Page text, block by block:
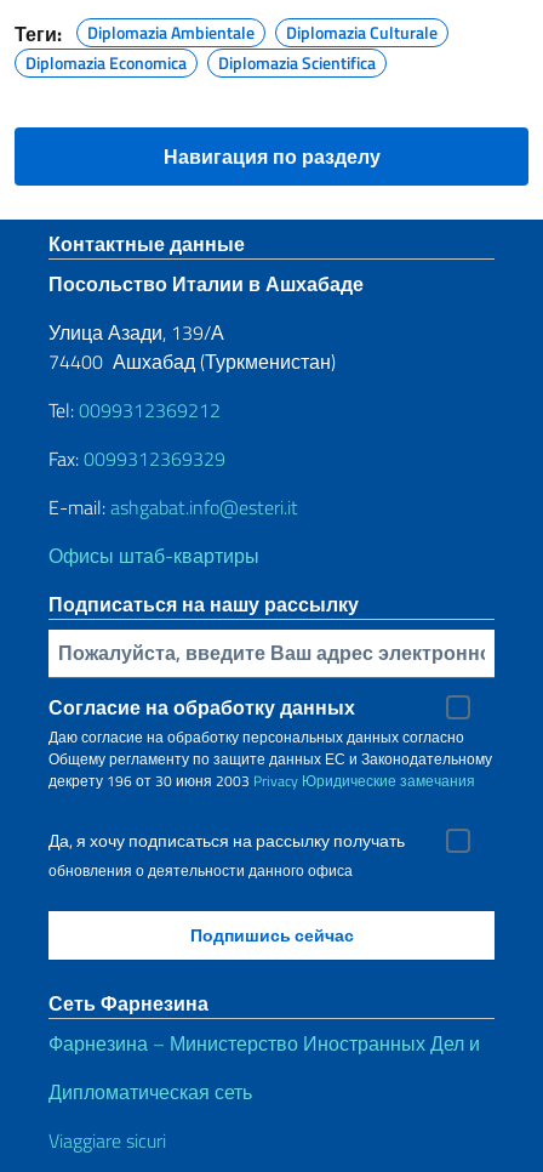
Теги: Diplomazia Ambientale
Diplomazia Culturale
Diplomazia Economica
Diplomazia Scientifica
Навигация по разделу
Нижний колонтитул
Контактные данные
Посольство Италии в Ашхабаде
Улица Азади, 139/А
74400 Ашхабад (Туркменистан)
Tel:0099312369212
Fax:0099312369329
E-mail:ashgabat.info@esteri.it
Офисы штаб-квартиры
Подписаться на нашу рассылку
Bставьте свой адрес электронной почты
Согласие на обработку данных
Даю согласие на обработку персональных данных согласно
Общему регламенту по защите данных ЕС и Законодательному
декрету 196 от 30 июня 2003 Privacy Юридические замечания
Да, я хочу подписаться на рассылку получать
обновления о деятельности данного офиса
Сеть Фарнезина
Фарнезина – Министерство Иностранных Дел и
Дипломатическая сеть
Viaggiare sicuri